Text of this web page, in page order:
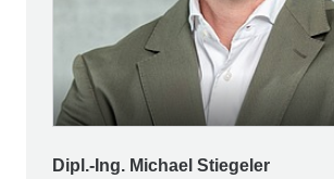
Dipl.-Ing. Michael Stiegeler